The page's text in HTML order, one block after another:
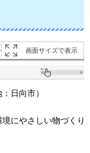
画面サイズで表示
日向市）
にやさしい物づくり